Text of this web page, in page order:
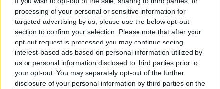
processing of your personal or sensitive information for
targeted advertising by us, please use the below opt-out
section to confirm your selection. Please note that after your
opt-out request is processed you may continue seeing
interest-based ads based on personal information utilized by
us or personal information disclosed to third parties prior to
your opt-out. You may separately opt-out of the further
disclosure of your personal information by third parties on the
Arganen FORO A POCO NO (México)
El Fantasma De La Ópera Méxicoen el Teatro
de los Insurgentes (México)
La insignificancia de llamarse Juanaen el
Teatro Benito Juárez (México)